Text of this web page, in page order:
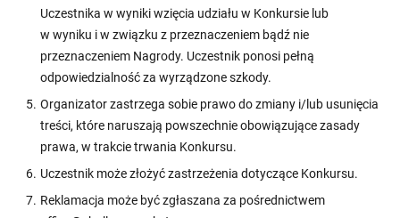
Uczestnika w wyniki wzięcia udziału w Konkursie lub
w wyniku i w związku z przeznaczeniem bądź nie
przeznaczeniem Nagrody. Uczestnik ponosi pełną
odpowiedzialność za wyrządzone szkody.
Organizator zastrzega sobie prawo do zmiany i/lub usunięcia
treści, które naruszają powszechnie obowiązujące zasady
prawa, w trakcie trwania Konkursu.
Uczestnik może złożyć zastrzeżenia dotyczące Konkursu.
Reklamacja może być zgłaszana za pośrednictwem